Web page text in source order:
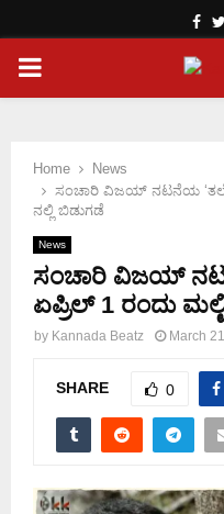
PRIMARY
Home
News
ಸಂಚಾರಿ ವಿಜಯ್‌ ನಟನೆಯ
ನಲ್ಲಿ ಬಿಡುಗಡೆ
News
ಸಂಚಾರಿ ವಿಜಯ್‌
ಏಪ್ರಿಲ್ 1 ರಂದು
by Kannada Beatz March
SHARE 0